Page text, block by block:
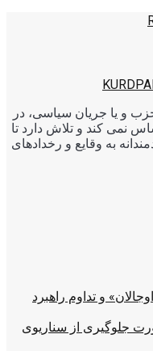
و یا جریان سیاسی، در
نمی کند و تلاش دارد تا
به وقایع و رخدادهای
و تداوم راهبرد
جلوگیری از سناریوی